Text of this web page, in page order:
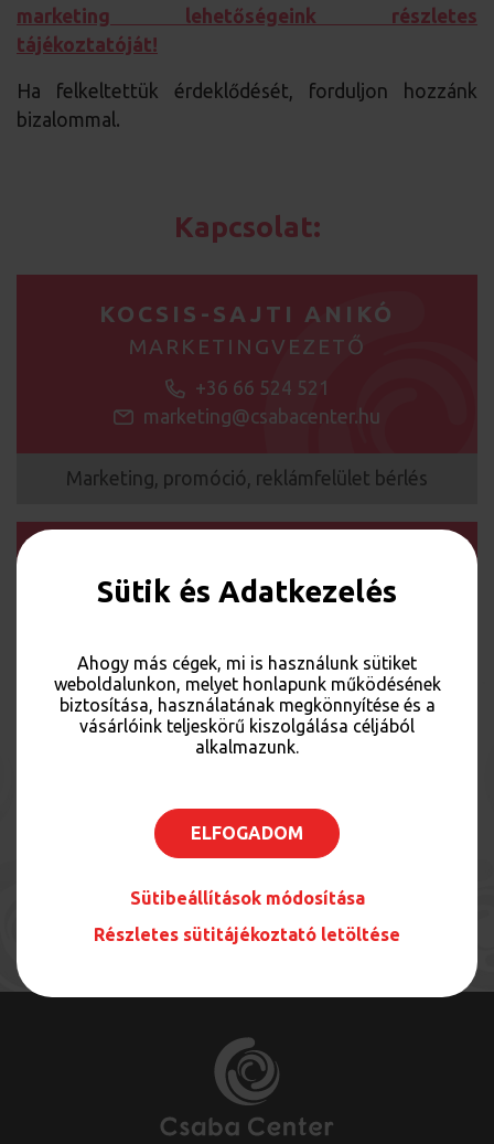
marketing lehetőségeink részletes
tájékoztatóját!
Ha felkeltettük érdeklődését, forduljon hozzánk
bizalommal.
Kapcsolat:
KOCSIS-SAJTI ANIKÓ
MARKETINGVEZETŐ
+36 66 524 521
marketing@csabacenter.hu
Marketing, promóció, reklámfelület bérlés
MARKETING MUNKATÁRS
szervezes@csabacenter.hu
Marketing, promóció, reklámfelület bérlés
Reméljük, hamarosan Önt is partnereink között
üdvözölhetjük!
Sütik és Adatkezelés
Ahogy más cégek, mi is használunk sütiket
weboldalunkon, melyet honlapunk működésének
biztosítása, használatának megkönnyítése és a
vásárlóink teljeskörű kiszolgálása céljából
alkalmazunk.
ELFOGADOM
Sütibeállítások módosítása
Részletes sütitájékoztató letöltése